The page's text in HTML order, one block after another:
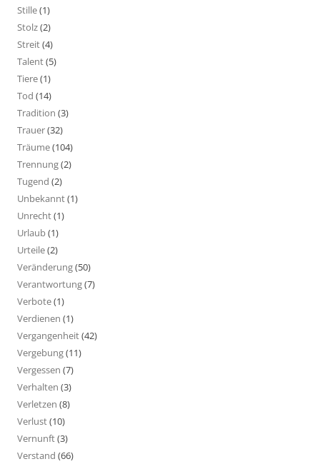
Stille(1)
Stolz(2)
Streit(4)
Talent(5)
Tiere(1)
Tod (14)
Tradition (3)
Trauer(32)
Träume(104)
Trennung(2)
Tugend (2)
Unbekannt(1)
Unrecht(1)
Urlaub(1)
Urteile(2)
Veränderung(50)
Verantwortung(7)
Verbote(1)
Verdienen (1)
Vergangenheit(42)
Vergebung(11)
Vergessen (7)
Verhalten (3)
Verletzen (8)
Verlust(10)
Vernunft(3)
Verstand (66)